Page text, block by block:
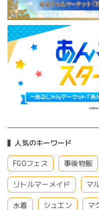
人気のキーワード
FGOフェス 事後物販
リトルマーメイド マ
水着 シュエン マ